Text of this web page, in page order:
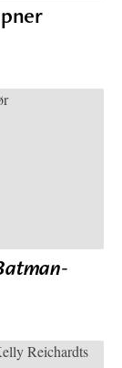
-